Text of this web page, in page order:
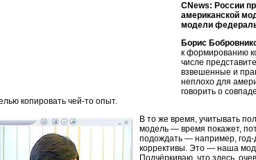
CNews: России
американской
модели
Борис
к формированию
числе
взвешенные и
неплохо для
говорить о
копировать чей-то опыт.
В то же время, учитывать
модель — время покажет,
подождать — например,
коррективы. Это — наша
Подчёркиваю, что здесь,